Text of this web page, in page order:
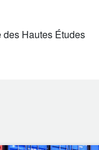
Hautes Études